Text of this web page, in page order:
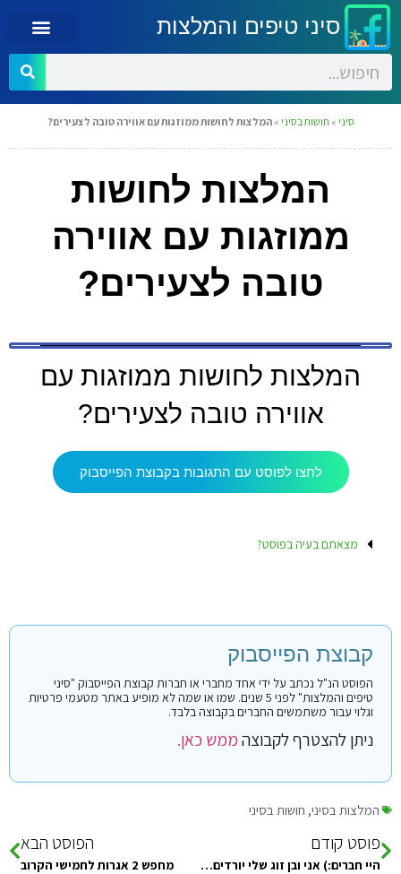
סיני טיפים והמלצות
סיני » חושות בסיני »המלצות לחושות ממוזגות עם אווירה טובה לצעירים?
המלצות לחושות
ממוזגות עם אווירה
טובה לצעירים?
המלצות לחושות ממוזגות עם
אווירה טובה לצעירים?
לחצו לפוסט עם התגובות בקבוצת הפייסבוק
מצאתם בעיה בפוסט?
קבוצת הפייסבוק
הפוסט הנ"ל נכתב על ידי אחד מחברי או חברות קבוצת הפייסבוק "סיני
טיפים והמלצות" לפני 5 שנים. שמו או שמה לא מופיע באתר מטעמי פרטיות
וגלוי עבור משתמשים החברים בקבוצה בלבד.
ניתן להצטרף לקבוצהממש כאן.
המלצות בסיני, חושות בסיני
פוסט קודם
היי חברים:) אני ובן זוג שלי יורדים לשארם אל שייח . אשמח להמלצות מה לעשות 4 ימים בסביבה תודה רבה רבה…
הפוסט הבא
מחפש 2 אגרות לחמישי הקרוב